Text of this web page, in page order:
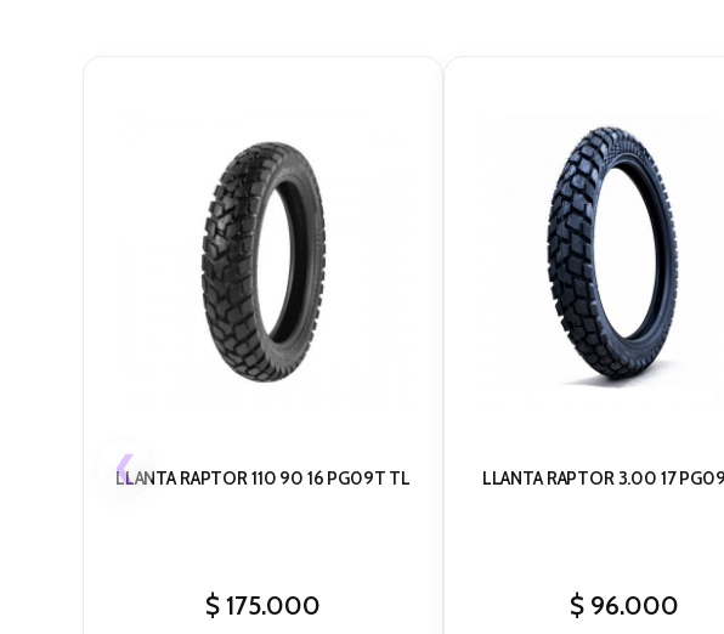
LLANTA RAPTOR 110 90 16 PG09T TL
$ 175.000
LLANTA RAPTOR 3.00 17
$96.000
❮